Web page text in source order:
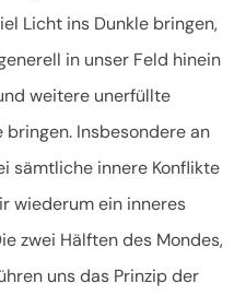
Licht ins Dunkle bringen,
in unser Feld hinein
weitere unerfüllte
Insbesondere an
sämtliche innere Konflikte
wiederum ein inneres
zwei Hälften des Mondes,
uns das Prinzip der